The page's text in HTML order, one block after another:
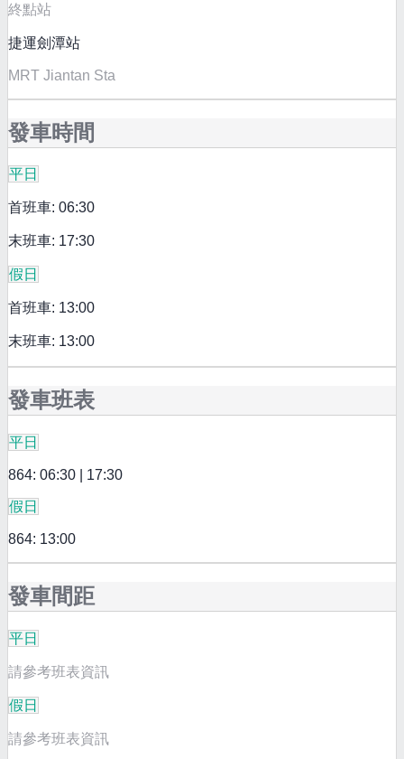
終點站
捷運劍潭站
MRT Jiantan Sta
發車時間
平日
首班車: 06:30
末班車: 17:30
假日
首班車: 13:00
末班車: 13:00
發車班表
平日
864: 06:30 | 17:30
假日
864: 13:00
發車間距
平日
請參考班表資訊
假日
請參考班表資訊